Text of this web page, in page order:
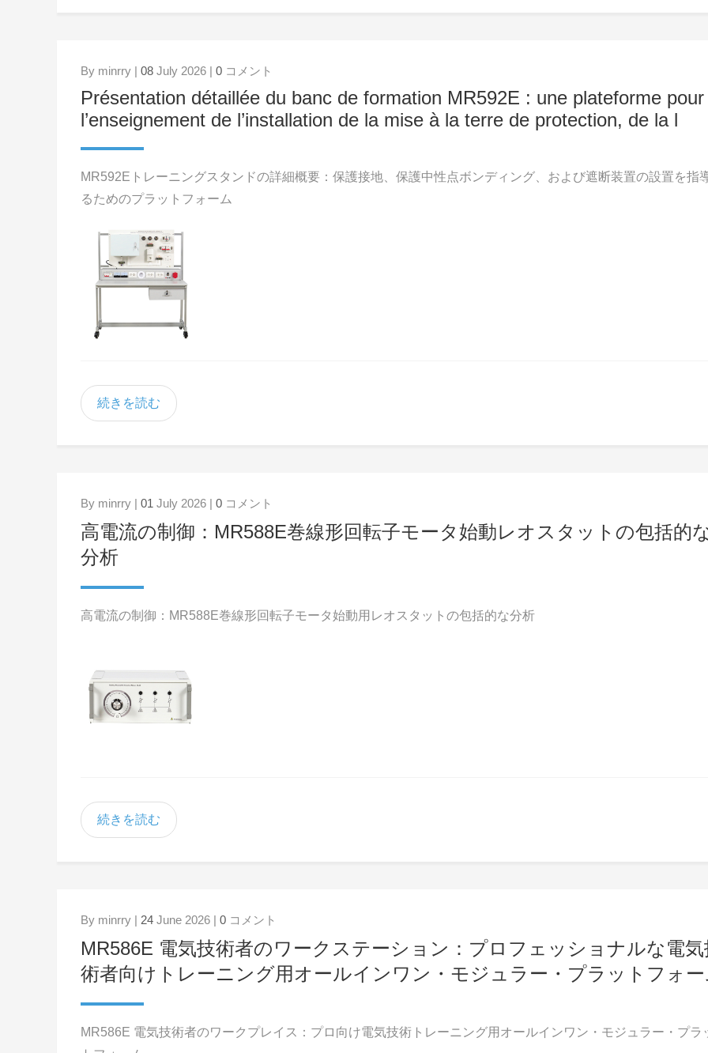
By minrry | 08 July 2026 | 0 コメント
Présentation détaillée du banc de formation MR592E : une plateforme pour
l’enseignement de l’installation de la mise à la terre de protection, de la l
MR592Eトレーニングスタンドの詳細概要：保護接地、保護中性点ボンディング、および遮断装置の設置を指
るためのプラットフォーム
続きを読む
By minrry | 01 July 2026 | 0 コメント
高電流の制御：MR588E巻線形回転子モータ始動レオスタットの包括的
分析
高電流の制御：MR588E巻線形回転子モータ始動用レオスタットの包括的な分析
続きを読む
By minrry | 24 June 2026 | 0 コメント
MR586E 電気技術者のワークステーション：プロフェッショナルな電気
術者向けトレーニング用オールインワン・モジュラー・プラットフォ
MR586E 電気技術者のワークプレイス：プロ向け電気技術トレーニング用オールインワン・モジュラー・プラ